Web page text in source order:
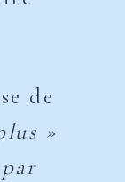
de
»